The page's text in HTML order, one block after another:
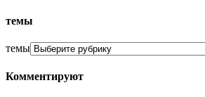
темы
темы
Комментируют